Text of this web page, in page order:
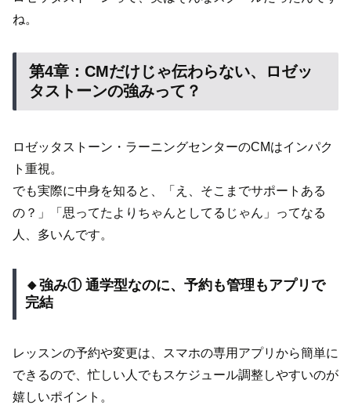
ね。
第4章：CMだけじゃ伝わらない、ロゼッ
タストーンの強みって？
ロゼッタストーン・ラーニングセンターのCMはインパク
ト重視。
でも実際に中身を知ると、「え、そこまでサポートある
の？」「思ってたよりちゃんとしてるじゃん」ってなる
人、多いんです。
🔸強み① 通学型なのに、予約も管理もアプリで
完結
レッスンの予約や変更は、スマホの専用アプリから簡単に
できるので、忙しい人でもスケジュール調整しやすいのが
嬉しいポイント。